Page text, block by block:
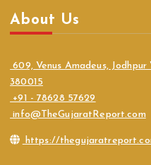
About Us
609, Venus Amadeus,
380015
+91 - 78628 57629
info@TheGujaratReport.com
https://